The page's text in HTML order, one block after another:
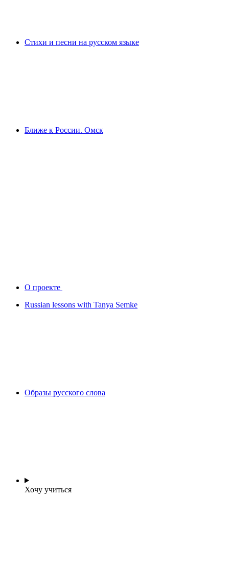
Стихи и песни на русском языке
Ближе к России. Омск
О проекте
Russian lessons with Tanya Semke
Образы русского слова
Хочу учиться